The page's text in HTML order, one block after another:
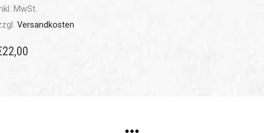
MwSt.
Versandkosten
22,00